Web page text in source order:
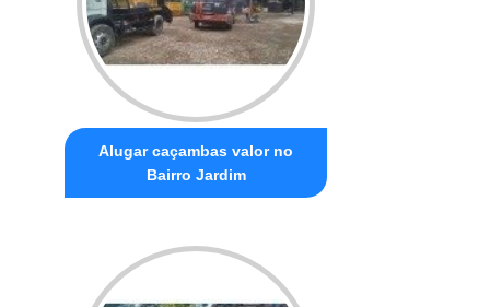
Alugar caçambas valor no
Bairro Jardim